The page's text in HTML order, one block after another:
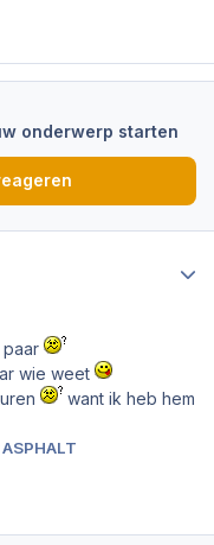
onderwerp starten
paar
wie weet
want ik heb hem